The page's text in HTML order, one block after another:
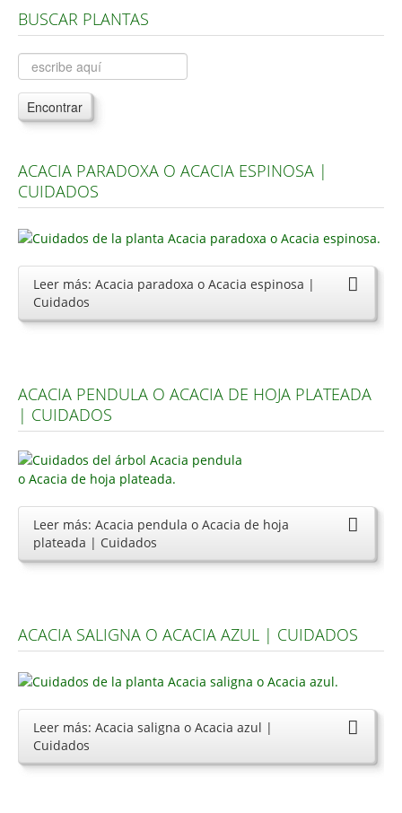
Árboles, Cicas y Palmeras de la G a la Z
Plantas Anuales y Perennes
Plantas Bulbosas y Acuáticas
Plantas de Interior
Plantas Aromáticas y de Huerto
Plantas Carnívoras y Orquídeas
Consejos
Hemisferio Sur
Hongos
Carencias
Fotos
Árboles y Palmeras
Arbustos y Trepadoras
BUSCAR PLANTAS
Encontrar
ACACIA PARADOXA O ACACIA ESPINOSA |
CUIDADOS
Leer más: Acacia paradoxa o Acacia espinosa |
Cuidados
ACACIA PENDULA O ACACIA DE HOJA PLATEADA
| CUIDADOS
Leer más: Acacia pendula o Acacia de hoja
plateada | Cuidados
ACACIA SALIGNA O ACACIA AZUL | CUIDADOS
Leer más: Acacia saligna o Acacia azul |
Cuidados